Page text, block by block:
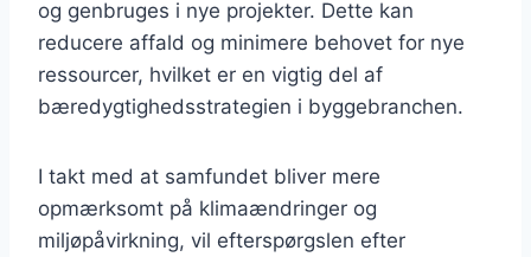
og genbruges i nye projekter. Dette kan
reducere affald og minimere behovet for nye
ressourcer, hvilket er en vigtig del af
bæredygtighedsstrategien i byggebranchen.
I takt med at samfundet bliver mere
opmærksomt på klimaændringer og
miljøpåvirkning, vil efterspørgslen efter